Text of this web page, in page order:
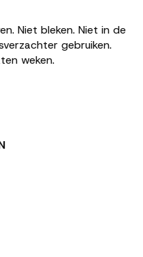
Niet bleken. Niet in de
gebruiken.
weken.